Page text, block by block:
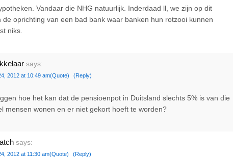
Vandaar die NHG natuurlijk. Inderdaad ll, we zijn op dit
de oprichting van een bad bank waar banken hun rotzooi kunnen
niks.
says:
2012 at 10:49 am(Quote) (Reply)
hoe het kan dat de pensioenpot in Duitsland slechts 5% is van die
mensen wonen en er niet gekort hoeft te worden?
says:
2012 at 11:30 am(Quote) (Reply)